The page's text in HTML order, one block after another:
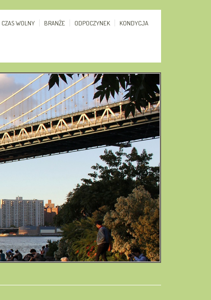
CZAS WOLNY BRANŻE ODPOCZYNEK KONDYCJA